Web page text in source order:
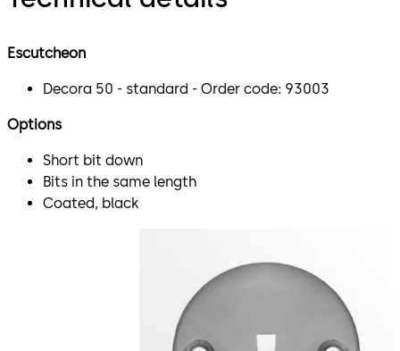
Escutcheon
Decora 50 - standard - Order code: 93003
Options
Short bit down
Bits in the same length
Coated, black